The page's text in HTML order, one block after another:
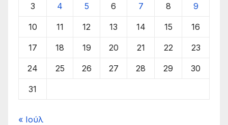
3 4 5 6 7 8 9
10 11 12 13 14 15 16
17 18 19 20 21 22 23
24 25 26 27 28 29 30
31
« Ιούλ